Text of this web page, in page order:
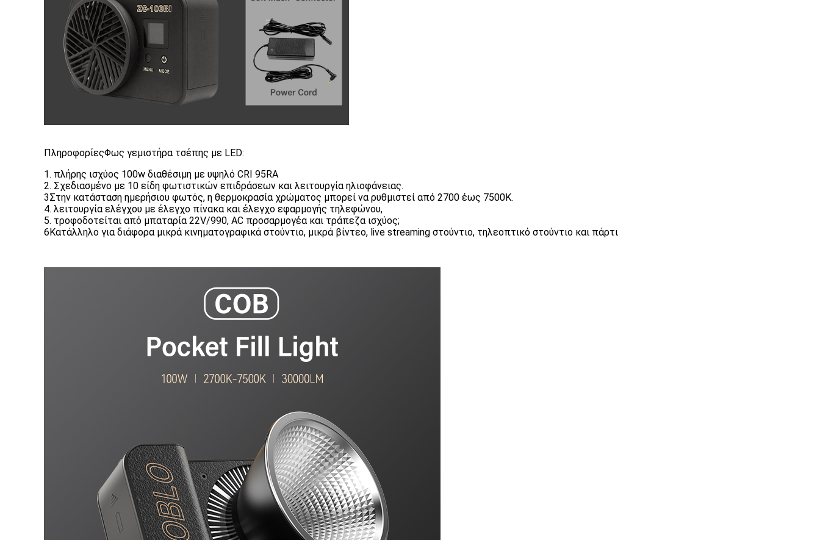
ΠληροφορίεςΦως γεμιστήρα τσέπης με LED:
1. πλήρης ισχύος 100w διαθέσιμη με υψηλό CRI 95RA
2. Σχεδιασμένο με 10 είδη φωτιστικών επιδράσεων και λειτουργία ηλιοφάνειας.
3Στην κατάσταση ημερήσιου φωτός, η θερμοκρασία χρώματος μπορεί να ρυθμιστεί από 2700 έως 7500K.
4. λειτουργία ελέγχου με έλεγχο πίνακα και έλεγχο εφαρμογής τηλεφώνου,
5. τροφοδοτείται από μπαταρία 22V/990, AC προσαρμογέα και τράπεζα ισχύος;
6Κατάλληλο για διάφορα μικρά κινηματογραφικά στούντιο, μικρά βίντεο, live streaming στούντιο, τηλεοπτικό στούντιο και πάρτι